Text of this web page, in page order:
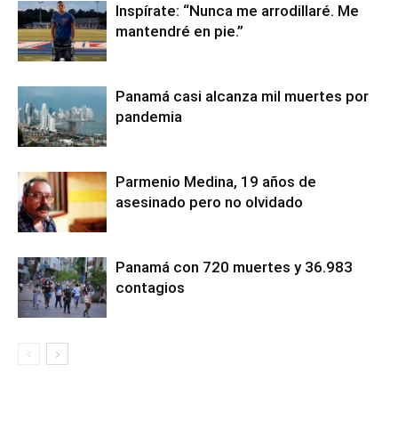
Inspírate: “Nunca me arrodillaré. Me
mantendré en pie.”
Panamá casi alcanza mil muertes por
pandemia
Parmenio Medina, 19 años de
asesinado pero no olvidado
Panamá con 720 muertes y 36.983
contagios